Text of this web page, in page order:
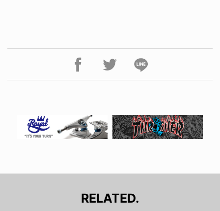
RELATED.